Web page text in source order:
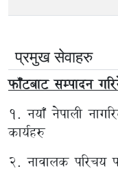
प्रमुख सेवाहरु
फाँटबाट सम्पादन
१‍. नयाँ नेपाली
कार्यहरु
२‍. नावालक परिचय